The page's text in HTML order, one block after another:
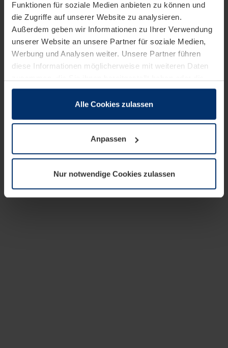
Funktionen für soziale Medien anbieten zu können und
die Zugriffe auf unserer Website zu analysieren.
Außerdem geben wir Informationen zu Ihrer Verwendung
unserer Website an unsere Partner für soziale Medien,
Werbung und Analysen weiter. Unsere Partner führen
diese Informationen möglicherweise mit weiteren Daten
sie im Rahmen Ihrer Nutzung der Dienste gesammelt
wenn diese für den Betrieb dieser Seite unbedingt
notwendig sind. Für alle anderen Cookie-Typen benötigen
wir Ihre Erlaubnis. Ihre Einwilligung können Sie jederzeit
Datenschutzerklärungunserer Website ändern oder
widerrufen.
Alle Cookies zulassen
Anpassen
Nur notwendige Cookies zulassen